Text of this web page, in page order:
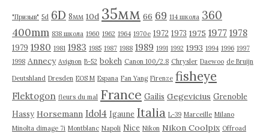
"Призыв" 5d 6D 8мм 10d 35мм 66 69 114 школа 360
400mm 838 школа 1960 1962 1964 1970е 1972 1973 1975 1977 1978
1979 1980 1981 1983 1985 1987 1988 1989 1991 1992 1993 1994 1996 1997
1998 Annecy Avignon B-52 bokeh Canon 100/2.8 Chrysler Daewoo de Bruijn
Deutshland Dresden EOS M Espana Fan Yang Firenze fisheye
Flektogon fleurs du mal France Gailis Gegevicius Grenoble
Hassy Horsemann Idol4 Igaune Italia L-39 Marceille Milano
Minolta dimage 7i Montblanc Napoli Nice Nikon Nikon Coolpix Offroad